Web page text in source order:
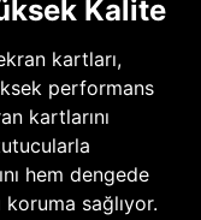
Kalite
kartları,
performans
kartlarını
hem dengede
sağlıyor.